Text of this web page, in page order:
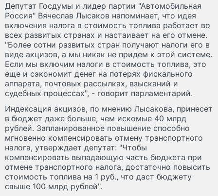
Депутат Госдумы и лидер партии "Автомобильная
Россия" Вячеслав Лысаков напоминает, что идея
включения налога в стоимость топлива работает во
всех развитых странах и настаивает на его отмене.
"Более сотни развитых стран получают налоги его в
виде акцизов, а мы никак не придем к этой системе.
Если мы включим налоги в стоимость топлива, это
еще и сэкономит денег на потерях фискального
аппарата, почтовых рассылках, взысканий и
судебных процессах", - говорит парламентарий.
Индексация акцизов, по мнению Лысакова, принесет
в бюджет даже больше, чем искомые 40 млрд
рублей. Запланированное повышение способно
мгновенно компенсировать отмену транспортного
налога, утверждает депутат: "Чтобы
компенсировать выпадающую часть бюджета при
отмене транспортного налога, достаточно повысить
стоимость топлива на 1 руб., что даст бюджету
свыше 100 млрд рублей".